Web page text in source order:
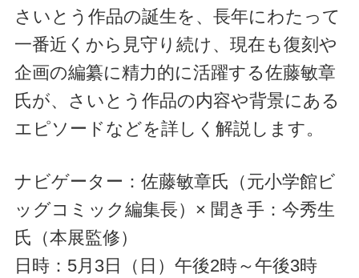
さいとう作品の誕生を、長年にわたって
一番近くから見守り続け、現在も復刻や
企画の編纂に精力的に活躍する佐藤敏章
氏が、さいとう作品の内容や背景にある
エピソードなどを詳しく解説します。
ナビゲーター：佐藤敏章氏（元小学館ビ
ッグコミック編集長）× 聞き手：今秀生
氏（本展監修）
日時：5月3日（日）午後2時～午後3時